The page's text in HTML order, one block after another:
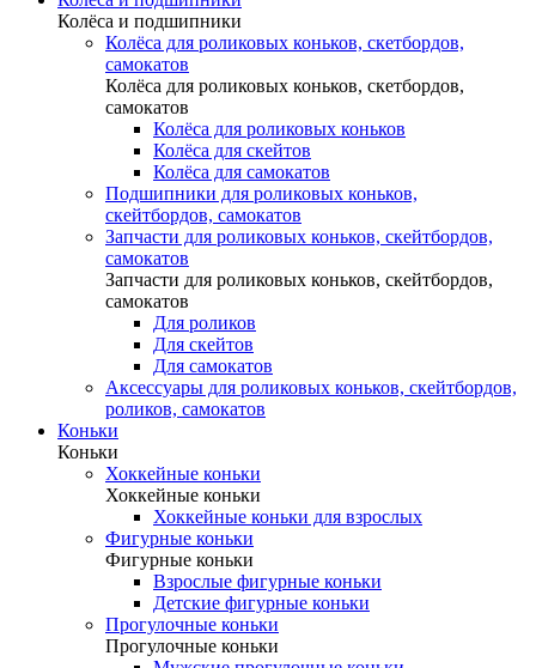
Колёса и подшипники
Колёса для роликовых коньков, скетбордов,
самокатов
Колёса для роликовых коньков, скетбордов,
самокатов
Колёса для роликовых коньков
Колёса для скейтов
Колёса для самокатов
Подшипники для роликовых коньков,
скейтбордов, самокатов
Запчасти для роликовых коньков, скейтбордов,
самокатов
Запчасти для роликовых коньков, скейтбордов,
самокатов
Для роликов
Для скейтов
Для самокатов
Аксессуары для роликовых коньков, скейтбордов,
роликов, самокатов
Коньки
Коньки
Хоккейные коньки
Хоккейные коньки
Хоккейные коньки для взрослых
Фигурные коньки
Фигурные коньки
Взрослые фигурные коньки
Детские фигурные коньки
Прогулочные коньки
Прогулочные коньки